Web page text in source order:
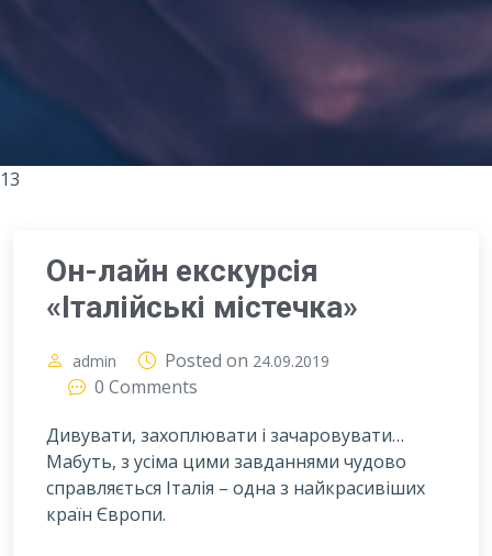
13
Он-лайн екскурсія
«Італійські містечка»
admin Posted on 24.09.2019
0 Comments
Дивувати, захоплювати і зачаровувати…
Мабуть, з усіма цими завданнями чудово
справляється Італія – одна з найкрасивіших
країн Європи.